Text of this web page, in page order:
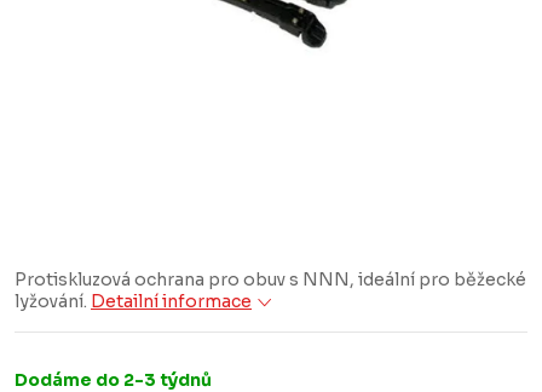
Protiskluzová ochrana pro obuv s NNN, ideální pro běžecké
lyžování. Detailní informace
Dodáme do 2-3 týdnů